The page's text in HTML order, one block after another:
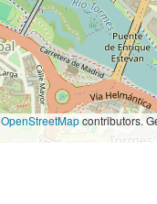
OpenStreetMapcontributors.